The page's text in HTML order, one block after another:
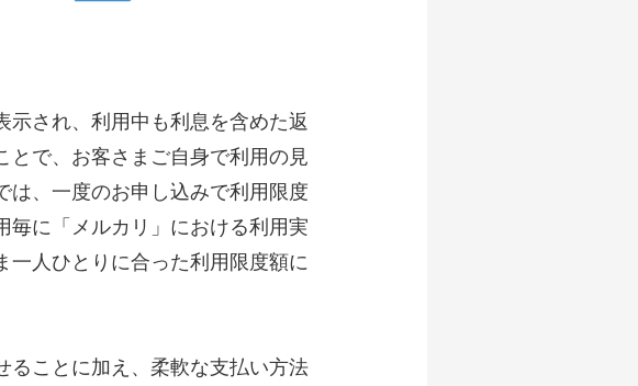
され、利用中も利息を含めた返
で、お客さまご自身で利用の見
、一度のお申し込みで利用限度
に「メルカリ」における利用実
人ひとりに合った利用限度額に
ることに加え、柔軟な支払い方法